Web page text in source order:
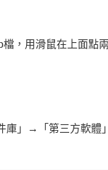
，用滑鼠在上面點
庫」→「第三方軟體